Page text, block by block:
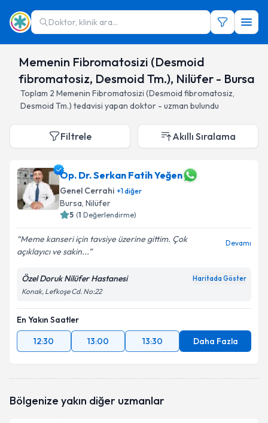
Doktor, klinik ara...
Memenin Fibromatosizi (Desmoid
fibromatosiz, Desmoid Tm.), Nilüfer - Bursa
Toplam 2 Memenin Fibromatosizi (Desmoid fibromatosiz,
Desmoid Tm.) tedavisi yapan doktor - uzman bulundu
Filtrele Akıllı Sıralama
Op. Dr. Serkan Fatih Yeğen
Genel Cerrahi +1diğer
Bursa, Nilüfer
5 (1 Değerlendirme)
Meme kanseri için tavsiye üzerine gittim. Çok
açıklayıcı ve sakin...
Devamı
Özel Doruk Nilüfer Hastanesi Haritada Göster
Konak, Lefkoşe Cd. No:22
En Yakın Saatler
12:30
13:00 13:30 Daha Fazla
Bölgenize yakın diğer uzmanlar